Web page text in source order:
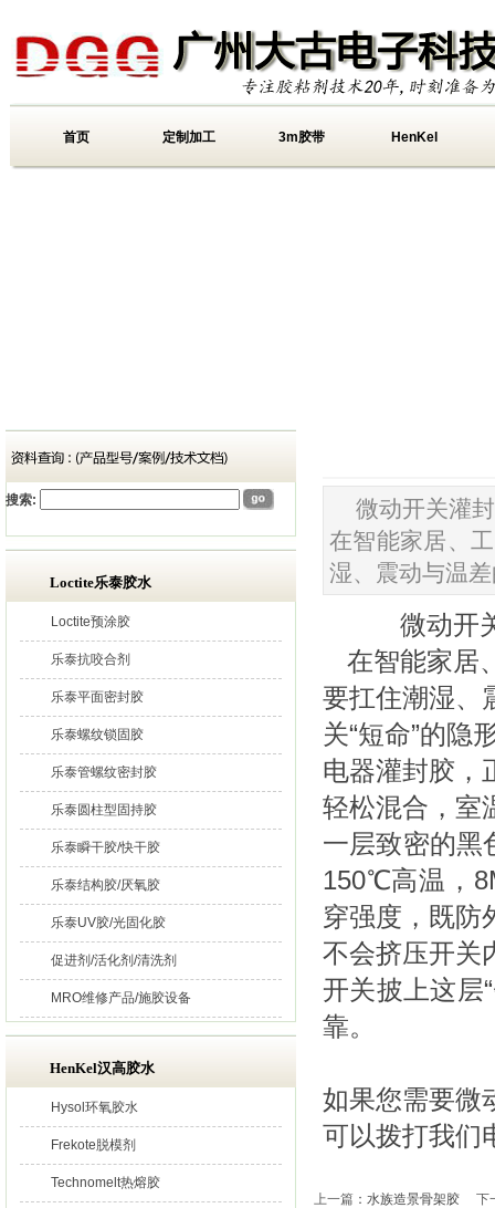
首页 定制加工 3m胶带 HenKel
搜索:
Loctite乐泰胶水
Loctite预涂胶
乐泰抗咬合剂
乐泰平面密封胶
乐泰螺纹锁固胶
乐泰管螺纹密封胶
乐泰圆柱型固持胶
乐泰瞬干胶/快干胶
乐泰结构胶/厌氧胶
乐泰UV胶/光固化胶
促进剂/活化剂/清洗剂
MRO维修产品/施胶设备
HenKel汉高胶水
Hysol环氧胶水
Frekote脱模剂
Technomelt热熔胶
微动开关灌
在智能家居、
湿、震动与温
微动开
在智能家居
要扛住潮湿
关“短命”的隐
电器灌封胶，
轻松混合，室
一层致密的
150℃高温，
穿强度，既防
不会挤压开关
开关披上这层
靠。
如果您需要微
可以拨打我们
上一篇 ： 水族造景骨架胶 下